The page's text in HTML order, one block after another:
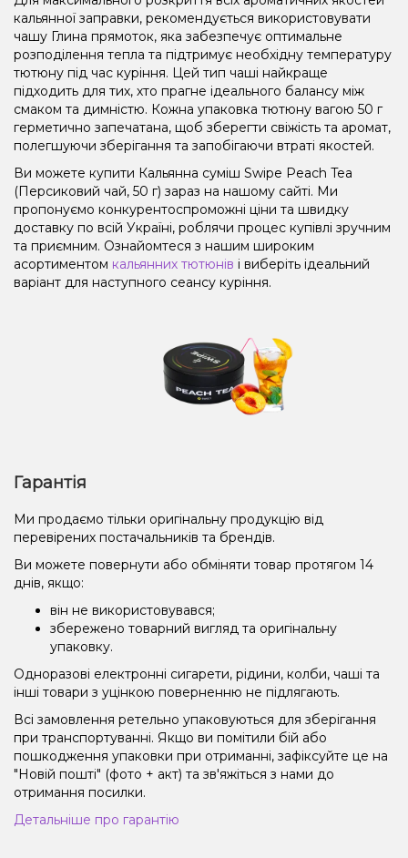
кальянної заправки, рекомендується використовувати
чашу Глина прямоток, яка забезпечує оптимальне
розподілення тепла та підтримує необхідну температуру
тютюну під час куріння. Цей тип чаші найкраще
підходить для тих, хто прагне ідеального балансу між
смаком та димністю. Кожна упаковка тютюну вагою 50 г
герметично запечатана, щоб зберегти свіжість та аромат,
полегшуючи зберігання та запобігаючи втраті якостей.
Ви можете купити Кальянна суміш Swipe Peach Tea
(Персиковий чай, 50 г) зараз на нашому сайті. Ми
пропонуємо конкурентоспроможні ціни та швидку
доставку по всій Україні, роблячи процес купівлі зручним
та приємним. Ознайомтеся з нашим широким
асортиментом кальянних тютюнів і виберіть ідеальний
варіант для наступного сеансу куріння.
Гарантія
Ми продаємо тільки оригінальну продукцію від
перевірених постачальників та брендів.
Ви можете повернути або обміняти товар протягом 14
днів, якщо:
він не використовувався;
збережено товарний вигляд та оригінальну
упаковку.
Одноразові електронні сигарети, рідини, колби, чаші та
інші товари з уцінкою поверненню не підлягають.
Всі замовлення ретельно упаковуються для зберігання
при транспортуванні. Якщо ви помітили бій або
пошкодження упаковки при отриманні, зафіксуйте це на
"Новій пошті" (фото + акт) та зв'яжіться з нами до
отримання посилки.
Детальніше про гарантію